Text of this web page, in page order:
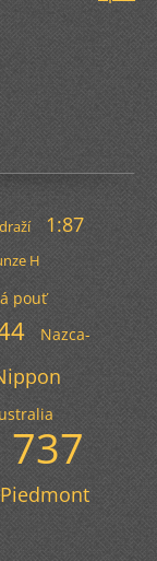
1:87
H
pouť
Nazca-
737
Piedmont